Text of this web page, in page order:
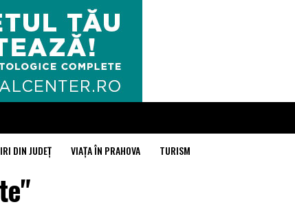
DIN JUDEȚ VIAȚA ÎN PRAHOVA TURISM